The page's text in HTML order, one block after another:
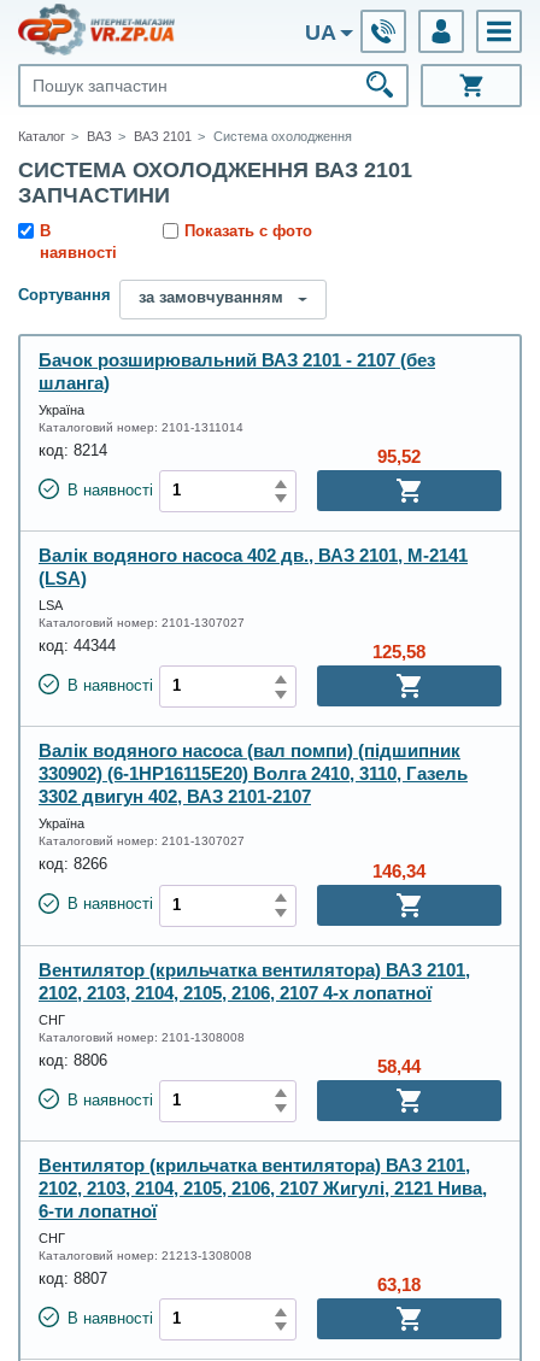
UA
Каталог ВАЗ ВАЗ 2101 Система охолодження
СИСТЕМА ОХОЛОДЖЕННЯ ВАЗ 2101
ЗАПЧАСТИНИ
В
наявності
Показать с фото
Сортування за замовчуванням
Бачок розширювальний ВАЗ 2101 - 2107 (без
шланга)
Україна
Каталоговий номер: 2101-1311014
код: 8214
В наявності
95,52
Валік водяного насоса 402 дв., ВАЗ 2101, М-2141
(LSA)
LSA
Каталоговий номер: 2101-1307027
код: 44344
В наявності
125,58
Валік водяного насоса (вал помпи) (підшипник
330902) (6-1НР16115Е20) Волга 2410, 3110, Газель
3302 двигун 402, ВАЗ 2101-2107
Україна
Каталоговий номер: 2101-1307027
код: 8266
В наявності
146,34
Вентилятор (крильчатка вентилятора) ВАЗ 2101,
2102, 2103, 2104, 2105, 2106, 2107 4-х лопатної
СНГ
Каталоговий номер: 2101-1308008
код: 8806
В наявності
58,44
Вентилятор (крильчатка вентилятора) ВАЗ 2101,
2102, 2103, 2104, 2105, 2106, 2107 Жигулі, 2121 Нива,
6-ти лопатної
СНГ
Каталоговий номер: 21213-1308008
код: 8807
В наявності
63,18